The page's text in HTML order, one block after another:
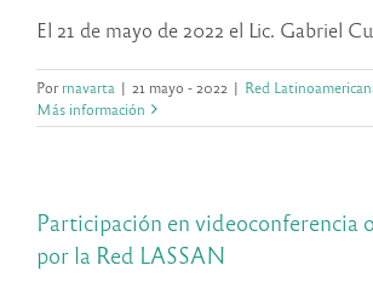
El 21 de mayo de 2022 el Lic. Gabriel
Porrnavarta | 21 mayo - 2022 | Red
Más información
Participación en videoconferencia
por la Red LASSAN